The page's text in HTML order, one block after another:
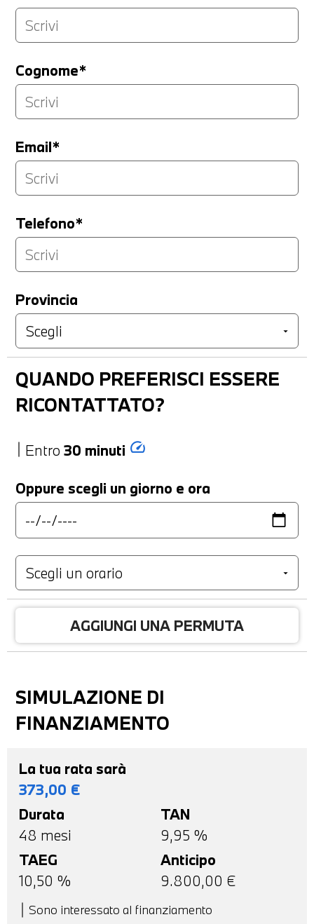
Cognome*
Email*
Telefono*
Provincia
QUANDO PREFERISCI ESSERE
RICONTATTATO?
Entro 30 minuti speed
Oppure scegli un giorno e ora
AGGIUNGI UNA PERMUTA
SIMULAZIONE DI
FINANZIAMENTO
La tua rata sarà
373,00 €
Durata
48 mesi
TAN
9,95 %
TAEG
10,50 %
Anticipo
9.800,00 €
Sono interessato al finanziamento